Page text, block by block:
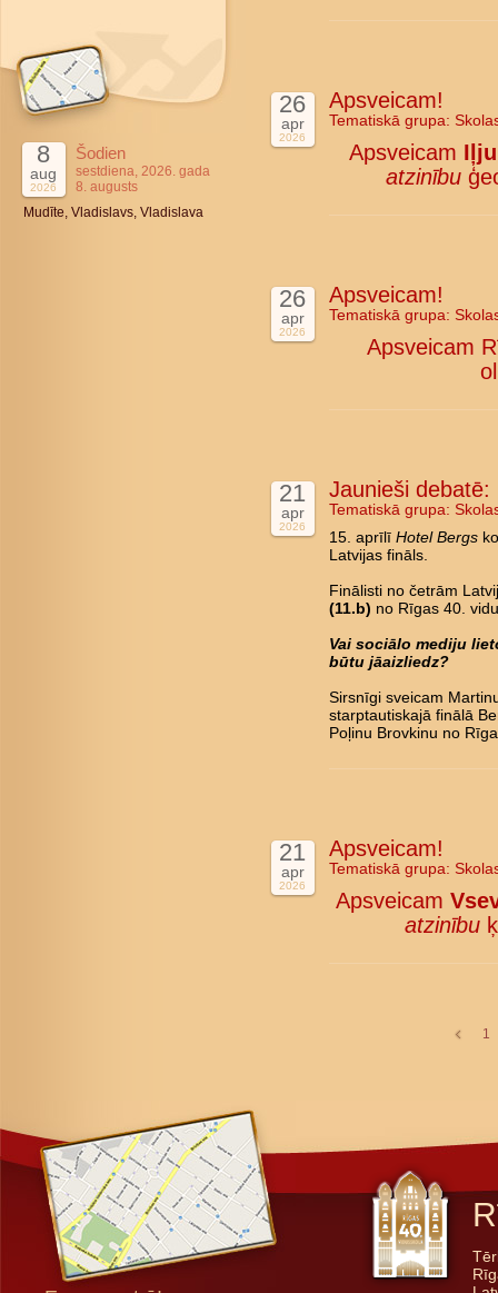
8
aug
2026
Šodien
sestdiena, 2026. gada
8. augusts
Mudīte, Vladislavs, Vladislava
26
apr
2026
Apsveicam!
Tematiskā grupa:
Apsveicam
atzinību
26
apr
2026
Apsveicam!
Tematiskā grupa:
Apsveicam
21
apr
2026
Jaunieši debatē:
Tematiskā grupa:
15. aprīlī Hotel Bergs
Latvijas fināls.
Finālisti no četrām
(11.b) no Rīgas 40.
Vai sociālo mediju
būtu jāaizliedz?
Sirsnīgi sveicam
starptautiskajā finālā
Poļinu Brovkinu no
21
apr
2026
Apsveicam!
Tematiskā grupa:
Apsveicam
atzinību
1